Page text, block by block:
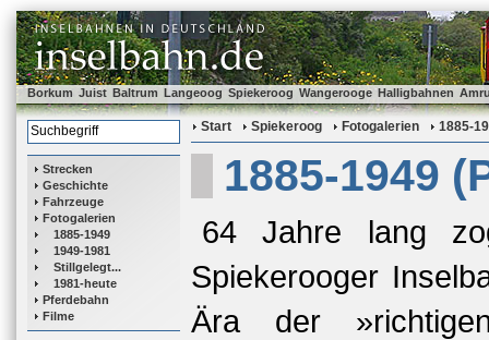
Borkum Juist Baltrum Langeoog Spiekeroog Wangerooge Halligbahnen
Strecken
Geschichte
Fahrzeuge
Fotogalerien
1885-1949
1949-1981
Stillgelegt...
1981-heute
Pferdebahn
Filme
Start Spiekeroog Fotogalerien 1885-
1885-1949
64 Jahre lang
Spiekerooger
Ära der